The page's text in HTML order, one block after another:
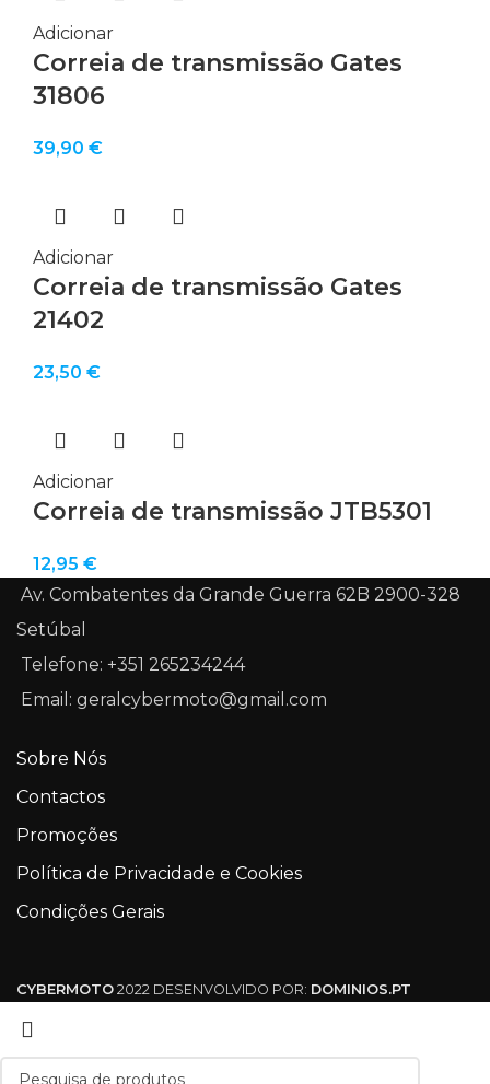
Adicionar
Correia de transmissão Gates
31806
39,90 €
Adicionar
Correia de transmissão Gates
21402
23,50 €
Adicionar
Correia de transmissão JTB5301
12,95 €
Av. Combatentes da Grande Guerra 62B 2900-328
Setúbal
Telefone: +351 265234244
Email: geralcybermoto@gmail.com
Sobre Nós
Contactos
Promoções
Política de Privacidade e Cookies
Condições Gerais
CYBERMOTO 2022 DESENVOLVIDO POR: DOMINIOS.PT